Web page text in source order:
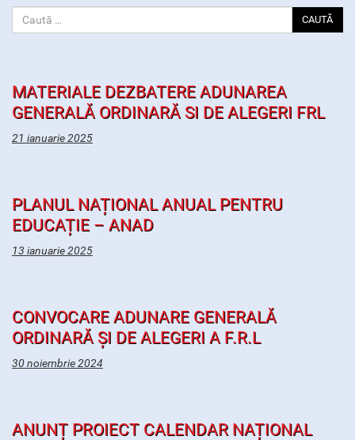
CAUTĂ
MATERIALE DEZBATERE ADUNAREA
GENERALĂ ORDINARĂ SI DE ALEGERI FRL
21 ianuarie 2025
PLANUL NAȚIONAL ANUAL PENTRU
EDUCAȚIE – ANAD
13 ianuarie 2025
CONVOCARE ADUNARE GENERALĂ
ORDINARĂ ȘI DE ALEGERI A F.R.L
30 noiembrie 2024
ANUNȚ PROIECT CALENDAR NAȚIONAL